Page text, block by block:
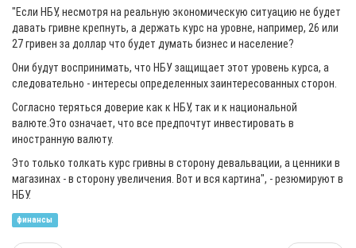
"Если НБУ, несмотря на реальную экономическую ситуацию не будет
давать гривне крепнуть, а держать курс на уровне, например, 26 или
27 гривен за доллар что будет думать бизнес и население?
Они будут воспринимать, что НБУ защищает этот уровень курса, а
следовательно - интересы определенных заинтересованных сторон.
Согласно теряться доверие как к НБУ, так и к национальной
валюте.Это означает, что все предпочтут инвестировать в
иностранную валюту.
Это только толкать курс гривны в сторону девальвации, а ценники в
магазинах - в сторону увеличения. Вот и вся картина", - резюмируют в
НБУ.
финансы